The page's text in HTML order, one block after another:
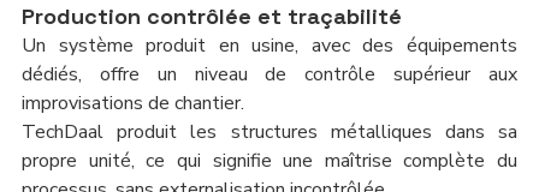
Production contrôlée et traçabilité
Un système produit en usine, avec des équipements
dédiés, offre un niveau de contrôle supérieur aux
improvisations de chantier.
TechDaal produit les structures métalliques dans sa
propre unité, ce qui signifie une maîtrise complète du